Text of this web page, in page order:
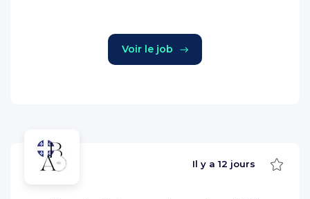
Voir le job
Il y a 12 jours